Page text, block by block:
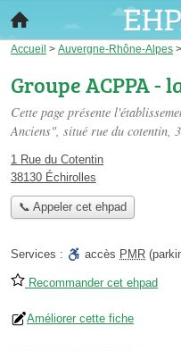
Accueil > Auvergne-Rhône-Alpes >
Groupe ACPPA -
Cette page présente
Anciens", situé rue du cotentin,
1 Rue du Cotentin
38130 Échirolles
📞 Appeler cet ehpad
Services : accès PMR
Recommander cet ehpad
Améliorer cette fiche